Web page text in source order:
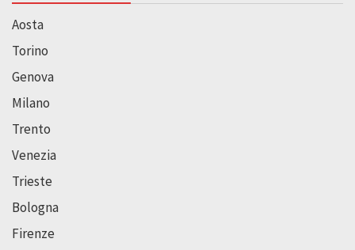
Aosta
Torino
Genova
Milano
Trento
Venezia
Trieste
Bologna
Firenze